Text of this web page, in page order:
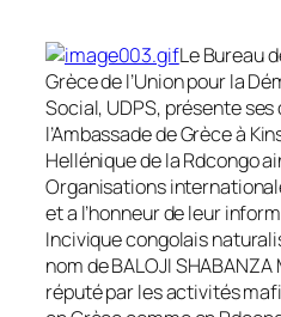
Le Bureau
Grèce de l’Union pour la
Social, UDPS, présente
l’Ambassade de Grèce à
Hellénique de la Rdcongo
Organisations
et a l’honneur de leur
Incivique congolais
nom de BALOJI
réputé par les activités